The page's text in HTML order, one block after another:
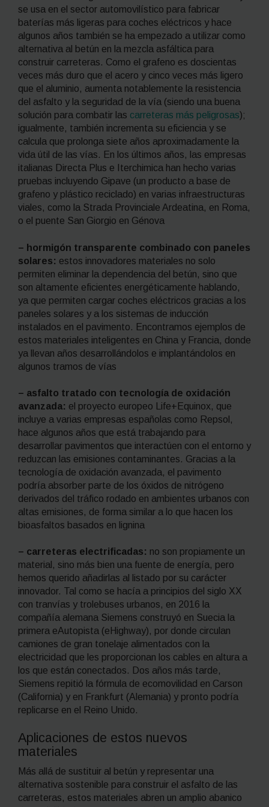
se usa en el sector automovilístico para fabricar
baterías más ligeras para coches eléctricos y hace
algunos años también se ha empezado a utilizar como
alternativa al betún en la mezcla asfáltica para
construir carreteras. Como el grafeno es doscientas
veces más duro que el acero y cinco veces más ligero
que el aluminio, aumenta notablemente la resistencia
del asfalto y la seguridad de la vía (siendo una buena
solución para combatir las carreteras más peligrosas);
igualmente, también incrementa su eficiencia y se
calcula que prolonga siete años aproximadamente la
vida útil de las vías. En los últimos años, las empresas
italianas Directa Plus e Iterchimica han hecho varias
pruebas incluyendo Gipave (un producto a base de
grafeno y plástico reciclado) en varias infraestructuras
viales, como la Strada Provinciale Ardeatina, en Roma,
o el puente San Giorgio en Génova
– hormigón transparente combinado con paneles
solares: estos innovadores materiales no solo
permiten eliminar la dependencia del betún, sino que
son altamente eficientes energéticamente hablando,
ya que permiten cargar coches eléctricos gracias a los
paneles solares y a los sistemas de inducción
instalados en el pavimento. Encontramos ejemplos de
estos materiales inteligentes en China y Francia, donde
ya llevan años desarrollándolos e implantándolos en
algunos tramos de vías
– asfalto tratado con tecnología de oxidación
avanzada: el proyecto europeo Life+Equinox, que
incluye a varias empresas españolas como Repsol,
hace algunos años que está trabajando para
desarrollar pavimentos que interactúen con el entorno y
reduzcan las emisiones contaminantes. Gracias a la
tecnología de oxidación avanzada, el pavimento
podría absorber parte de los óxidos de nitrógeno
derivados del tráfico rodado en ambientes urbanos con
altas emisiones, de forma similar a lo que hacen los
bioasfaltos basados en lignina
– carreteras electrificadas: no son propiamente un
material, sino más bien una fuente de energía, pero
hemos querido añadirlas al listado por su carácter
innovador. Tal como se hacía a principios del siglo XX
con tranvías y trolebuses urbanos, en 2016 la
compañía alemana Siemens construyó en Suecia la
primera eAutopista (eHighway), por donde circulan
camiones de gran tonelaje alimentados con la
electricidad que les proporcionan los cables en altura a
los que están conectados. Dos años más tarde,
Siemens repitió la fórmula de ecomovilidad en Carson
(California) y en Frankfurt (Alemania) y pronto podría
replicarse en el Reino Unido.
Aplicaciones de estos nuevos
materiales
Más allá de sustituir al betún y representar una
alternativa sostenible para construir el asfalto de las
carreteras, estos materiales abren un amplio abanico